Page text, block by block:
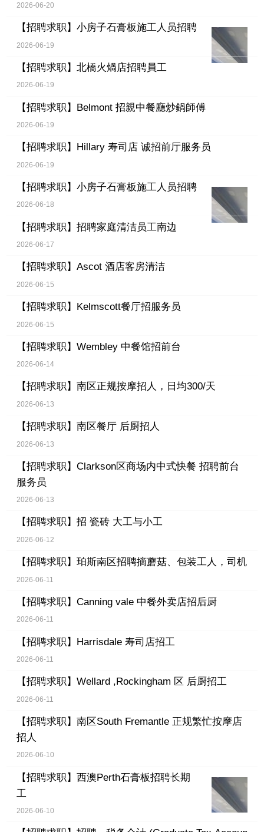
2026-06-20
【招聘求职】 小房子石膏板施工人员招聘
2026-06-19
【招聘求职】 北橋火煱店招聘員工
2026-06-19
【招聘求职】 Belmont 招親中餐廳炒鍋師傅
2026-06-19
【招聘求职】 Hillary 寿司店 诚招前厅服务员
2026-06-19
【招聘求职】 小房子石膏板施工人员招聘
2026-06-18
【招聘求职】 招聘家庭清洁员工南边
2026-06-17
【招聘求职】 Ascot 酒店客房清洁
2026-06-15
【招聘求职】 Kelmscott餐厅招服务员
2026-06-15
【招聘求职】 Wembley 中餐馆招前台
2026-06-14
【招聘求职】 南区正规按摩招人，日均300/天
2026-06-13
【招聘求职】 南区餐厅 后厨招人
2026-06-13
【招聘求职】 Clarkson区商场内中式快餐 招聘前台
服务员
2026-06-13
【招聘求职】 招 瓷砖 大工与小工
2026-06-12
【招聘求职】 珀斯南区招聘摘蘑菇、包装工人，司机
2026-06-11
【招聘求职】 Canning vale 中餐外卖店招后厨
2026-06-11
【招聘求职】 Harrisdale 寿司店招工
2026-06-11
【招聘求职】 Wellard ,Rockingham 区 后厨招工
2026-06-11
【招聘求职】 南区South Fremantle 正规繁忙按摩店
招人
2026-06-10
【招聘求职】 西澳Perth石膏板招聘长期
工
2026-06-10